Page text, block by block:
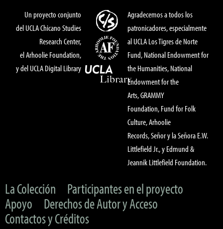
Un proyecto conjunto
del UCLA Chicano Studies
Research Center,
el Arhoolie Foundation,
y del UCLA Digital Library
Agradecemos a todos los
patronicadores, especialmente
al UCLA Los Tigres de Norte
Fund, National Endowment for
the Humanities, National
Endowment for the
Arts, GRAMMY
Foundation, Fund for Folk
Culture, Arhoolie
Records, Señor y la Señora E.W.
Littlefield Jr., y Edmund &
Jeannik Littlefield Foundation.
La Colección
Participantes en el proyecto
Apoyo
Derechos de Autor y Acceso
Contactos y Créditos